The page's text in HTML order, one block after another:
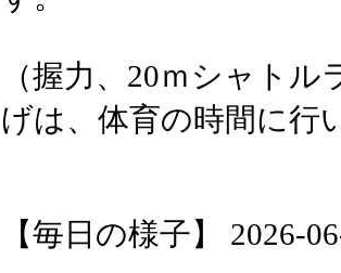
（握力、20ｍシャト
げは、体育の時間に行
【毎日の様子】 2026-